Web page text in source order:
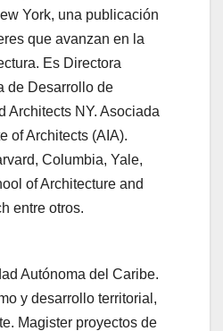
York, una publicación
que avanzan en la
Es Directora
de Desarrollo de
Architects NY. Asociada
of Architects (AIA).
Columbia, Yale,
of Architecture and
entre otros.
Autónoma del Caribe.
y desarrollo territorial,
Magister proyectos de